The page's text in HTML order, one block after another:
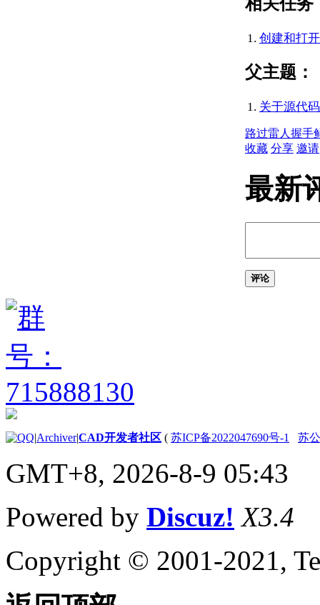
Variables（AutoLISP）
关于列表处理
关于点列表
关于点线对
（AutoLISP）
（AutoLISP）
关于 C：XXX
关于定义函数
（AutoLISP）
相关任务
创建和打
父主题：
关于源代
路过雷人 握手
收藏 分享 邀请
最新
评论
|Archiver|CAD开发者社区 ( 苏ICP备2022047690号-1 苏
GMT+8, 2026-8-9 05:43
Powered by Discuz! X3.4
Copyright © 2001-2021,